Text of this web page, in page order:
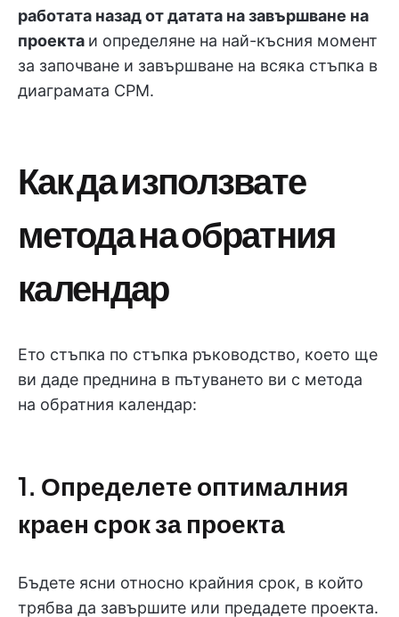
работата назад от датата на завършване на
проекта и определяне на най-късния момент
за започване и завършване на всяка стъпка в
диаграмата CPM.
Как да използвате
метода на обратния
календар
Ето стъпка по стъпка ръководство, което ще
ви даде преднина в пътуването ви с метода
на обратния календар:
1. Определете оптималния
краен срок за проекта
Бъдете ясни относно крайния срок, в който
трябва да завършите или предадете проекта.